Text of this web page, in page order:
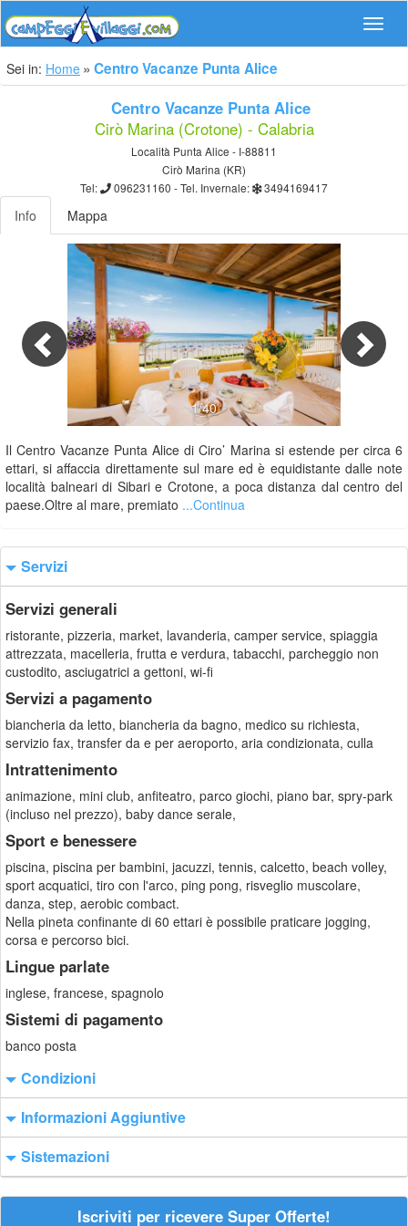
Sei in: Home Centro Vacanze Punta Alice
Centro Vacanze Punta Alice
Cirò Marina (Crotone) - Calabria
Località Punta Alice - I-88811
Cirò Marina (KR)
Tel:
096231160 - Tel. Invernale: 3494169417
Info Mappa
1/40
Previous
Il Centro Vacanze Punta Alice di Ciro’ Marina si estende per circa 6
ettari, si affaccia direttamente sul mare ed è equidistante dalle note
località balneari di Sibari e Crotone, a poca distanza dal centro del
paese.Oltre al mare, premiato ...Continua
Servizi
Servizi generali
ristorante, pizzeria, market, lavanderia, camper service, spiaggia
attrezzata, macelleria, frutta e verdura, tabacchi, parcheggio non
custodito, asciugatrici a gettoni, wi-fi
Servizi a pagamento
biancheria da letto, biancheria da bagno, medico su richiesta,
servizio fax, transfer da e per aeroporto, aria condizionata, culla
Intrattenimento
animazione, mini club, anfiteatro, parco giochi, piano bar, spry-park
(incluso nel prezzo), baby dance serale,
Sport e benessere
piscina, piscina per bambini, jacuzzi, tennis, calcetto, beach volley,
sport acquatici, tiro con l'arco, ping pong, risveglio muscolare,
danza, step, aerobic combact.
Nella pineta confinante di 60 ettari è possibile praticare jogging,
corsa e percorso bici.
Lingue parlate
inglese, francese, spagnolo
Sistemi di pagamento
banco posta
Condizioni
Informazioni Aggiuntive
Sistemazioni
Iscriviti per ricevere Super Offerte!